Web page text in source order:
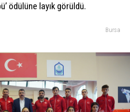
ödülüne layık görüldü.
Bursa